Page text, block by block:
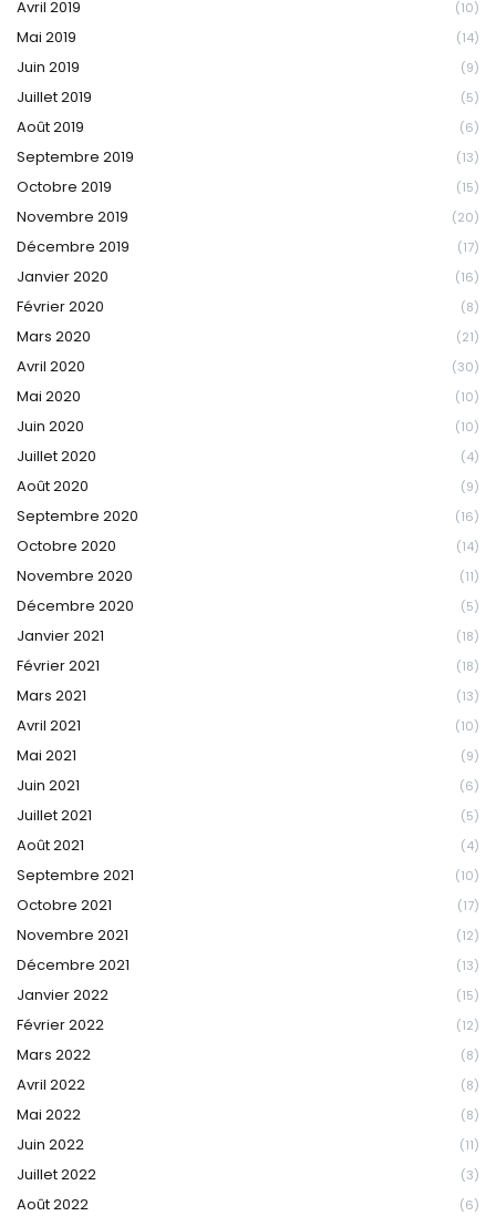
Avril 2019 (10)
Mai 2019 (14)
Juin 2019 (9)
Juillet 2019 (5)
Août 2019 (6)
Septembre 2019 (13)
Octobre 2019 (15)
Novembre 2019 (20)
Décembre 2019 (17)
Janvier 2020 (16)
Février 2020 (8)
Mars 2020 (21)
Avril 2020 (30)
Mai 2020 (10)
Juin 2020 (10)
Juillet 2020 (4)
Août 2020 (9)
Septembre 2020 (16)
Octobre 2020 (14)
Novembre 2020 (11)
Décembre 2020 (5)
Janvier 2021 (18)
Février 2021 (18)
Mars 2021 (13)
Avril 2021 (10)
Mai 2021 (9)
Juin 2021 (6)
Juillet 2021 (5)
Août 2021 (4)
Septembre 2021 (10)
Octobre 2021 (17)
Novembre 2021 (12)
Décembre 2021 (13)
Janvier 2022 (15)
Février 2022 (12)
Mars 2022 (8)
Avril 2022 (8)
Mai 2022 (8)
Juin 2022 (11)
Juillet 2022 (3)
Août 2022 (6)